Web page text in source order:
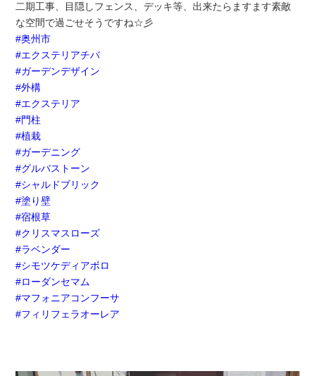
二期工事、目隠しフェンス、デッキ等、出来たらますます素敵
な空間で過ごせそうですね☆彡
#奥州市
#エクステリアチバ
#ガーデンデザイン
#外構
#エクステリア
#門柱
#植栽
#ガーデニング
#グルバストーン
#シャルドブリック
#塗り壁
#宿根草
#クリスマスローズ
#ラベンダー
#シモツケディアボロ
#ローダンセマム
#マフォニアコンフーサ
#フィリフェラオーレア